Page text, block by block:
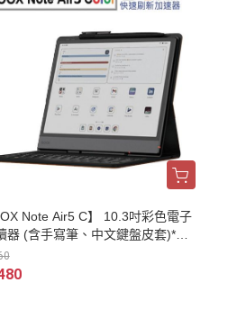
Note Air5 C】 10.3吋彩色電子
器 (含手寫筆、中文鍵盤皮套)*新